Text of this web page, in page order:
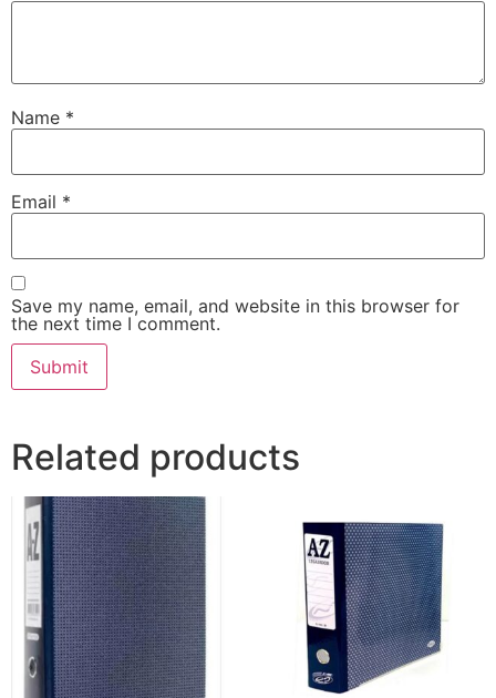
Name *
Email *
Save my name, email, and website in this browser for
the next time I comment.
Related products